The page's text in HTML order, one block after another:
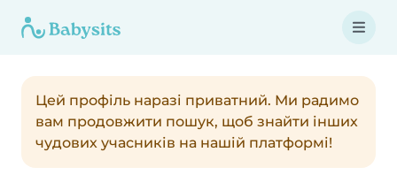
Цей профіль наразі приватний. Ми радимо
вам продовжити пошук, щоб знайти інших
чудових учасників на нашій платформі!